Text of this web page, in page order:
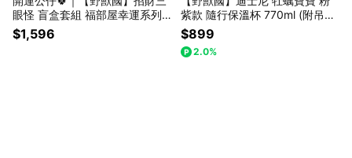
眼怪 盲盒套組 福部屋幸運系列
(4入)｜URDU
$1,596
紫款 隨行保溫杯 770ml (附吊飾)
$899
2.0%